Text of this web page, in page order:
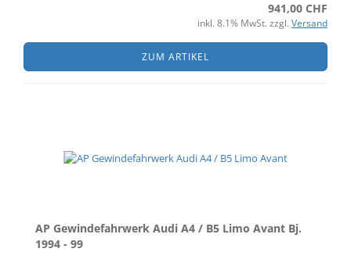
941,00 CHF
inkl. 8.1% MwSt. zzgl. Versand
ZUM ARTIKEL
AP Gewindefahrwerk Audi A4 / B5 Limo Avant Bj.
1994 - 99